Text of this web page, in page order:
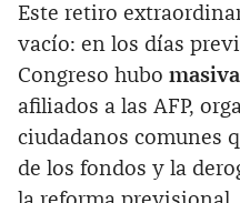
Este retiro
vacío: en los días
Congreso hubo
afiliados a las AFP,
ciudadanos comunes
de los fondos y la